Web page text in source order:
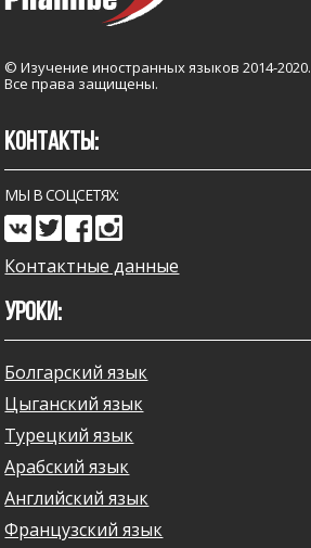
© Изучение иностранных языков 2014-2020.
Все права защищены.
УРОКИ:
Болгарский язык
Цыганский язык
Турецкий язык
Арабский язык
Английский язык
Французский язык
КОНТАКТЫ:
МЫ В СОЦСЕТЯХ:
Контактные данные